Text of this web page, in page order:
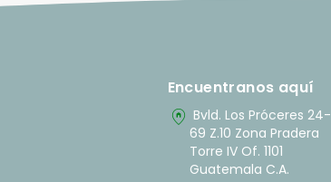
Encuentranos aquí
home_pin Bvld. Los Próceres 24-
69 Z.10 Zona Pradera
Torre IV Of. 1101
Guatemala C.A.